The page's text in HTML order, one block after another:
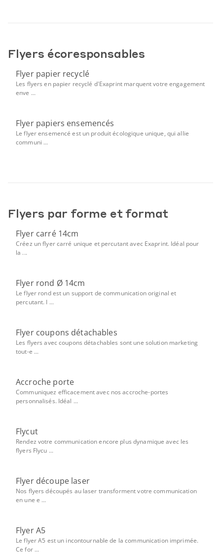
Flyers écoresponsables
Flyer papier recyclé
Les flyers en papier recyclé d'Exaprint marquent votre engagement
enve ...
Flyer papiers ensemencés
Le flyer ensemencé est un produit écologique unique, qui allie
communi ...
Flyers par forme et format
Flyer carré 14cm
Créez un flyer carré unique et percutant avec Exaprint. Idéal pour
la ...
Flyer rond Ø 14cm
Le flyer rond est un support de communication original et
percutant. I ...
Flyer coupons détachables
Les flyers avec coupons détachables sont une solution marketing
tout-e ...
Accroche porte
Communiquez efficacement avec nos accroche-portes
personnalisés. Idéal ...
Flycut
Rendez votre communication encore plus dynamique avec les
flyers Flycu ...
Flyer découpe laser
Nos flyers découpés au laser transforment votre communication
en une e ...
Flyer A5
Le flyer A5 est un incontournable de la communication imprimée.
Ce for ...